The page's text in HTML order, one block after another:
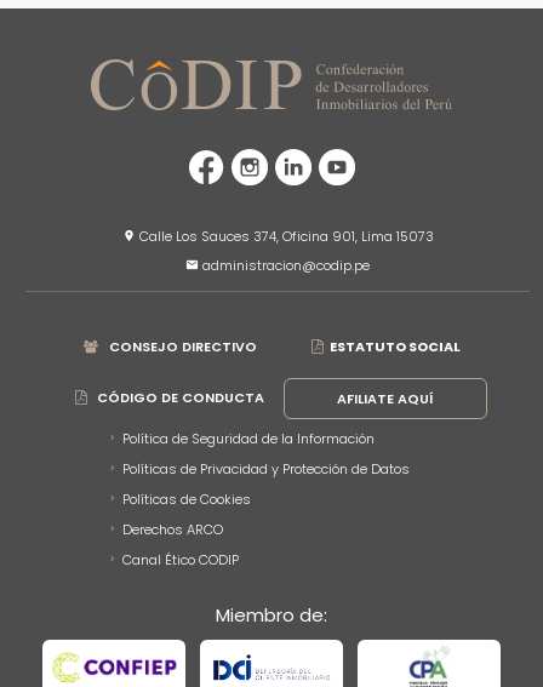
location_on Calle Los Sauces 374, Oficina 901, Lima 15073
mail administracion@codip.pe
CONSEJO DIRECTIVO ESTATUTO SOCIAL
CÓDIGO DE CONDUCTA AFILIATE AQUÍ
Política de Seguridad de la Información
Políticas de Privacidad y Protección de Datos
Políticas de Cookies
Derechos ARCO
Canal Ético CODIP
Miembro de: